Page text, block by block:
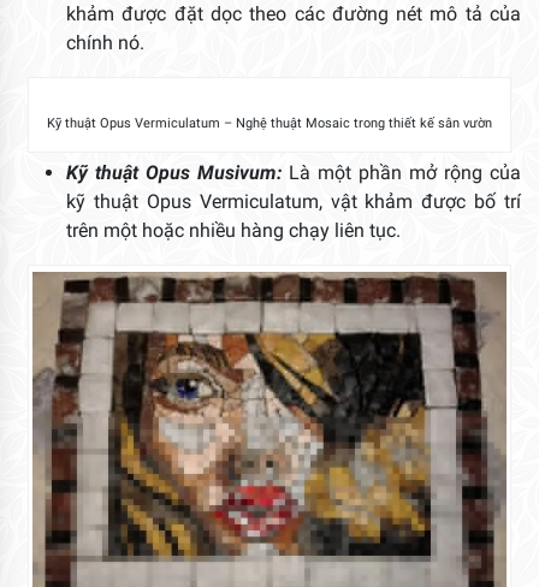
khảm được đặt dọc theo các đường nét mô tả của
chính nó.
Kỹ thuật Opus Vermiculatum – Nghệ thuật Mosaic trong thiết kế sân vườn
Kỹ thuật Opus Musivum: Là một phần mở rộng của
kỹ thuật Opus Vermiculatum, vật khảm được bố trí
trên một hoặc nhiều hàng chạy liên tục.